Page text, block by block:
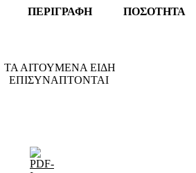
ΠΕΡΙΓΡΑΦΗ ΠΟΣΟΤΗΤΑ
ΤΑ ΑΙΤΟΥΜΕΝΑ ΕΙΔΗ
ΕΠΙΣΥΝΑΠΤΟΝΤΑΙ